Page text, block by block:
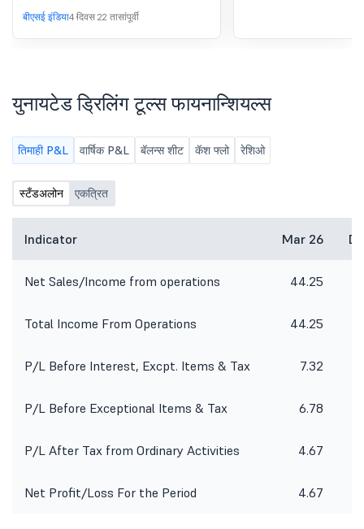
to consider and approve financial
results for the 1st quarter ended
June 30, 2026, Declaration of 1st
Report
बीएसई इंडिया4 दिवस 22 तासांपूर्वी
युनायटेड ड्रिलिंग टूल्स फायनान्शियल्स
तिमाही P&L वार्षिक P&L बॅलन्स शीट कॅश फ्लो रेशिओ
स्टँडअलोन एकत्रित
Indicator Mar 26
Net Sales/Income from operations 44.25
Total Income From Operations 44.25
P/L Before Interest, Excpt. Items & Tax 7.32
P/L Before Exceptional Items & Tax 6.78
P/L After Tax from Ordinary Activities 4.67
Net Profit/Loss For the Period 4.67